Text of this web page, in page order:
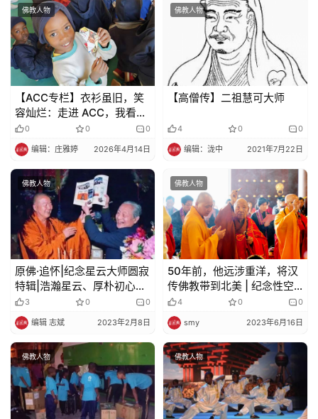
政
策
法
规
免
责
声
明
佛教人物
【ACC专栏】衣衫虽旧，笑
容灿烂：走进 ACC，我看见
了非洲最亮的星光
0 0 0
编辑：庄雅婷 2026年4月14日
佛教人物
【高僧传】二祖慧可大师
4 0 0
编辑：泷中 2021年7月22日
佛教人物
原佛·​追怀|纪念星云大师圆寂
特辑|浩瀚星云、厚朴初心、
人天眼灭、般若舟沉——星
云大师与赵朴老
3 0 0
编辑 志斌 2023年2月8日
佛教人物
50年前，他远涉重洋，将汉
传佛教带到北美 | 纪念性空
长老弘法百年
4 0 0
smy 2023年6月16日
佛教人物 佛教人物